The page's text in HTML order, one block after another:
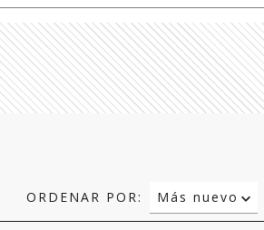
ORDENAR POR:
Más nuevo
Relevancia